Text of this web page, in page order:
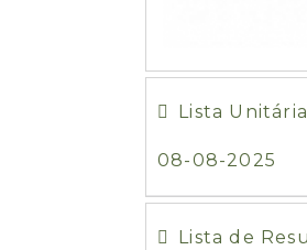
Lista
08-08-2025
Lista de